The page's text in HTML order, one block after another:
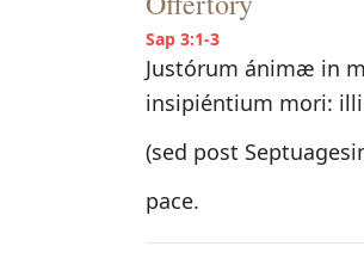
Sap 3:1-3
Justórum ánimæ in
insipiéntium mori:
(sed post
pace.